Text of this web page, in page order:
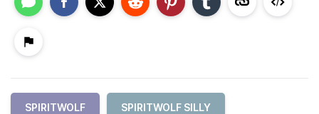
SPIRITWOLF SPIRITWOLF SILLY